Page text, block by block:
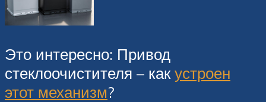
Это интересно: Привод
стеклоочистителя – какустроен
этот механизм?